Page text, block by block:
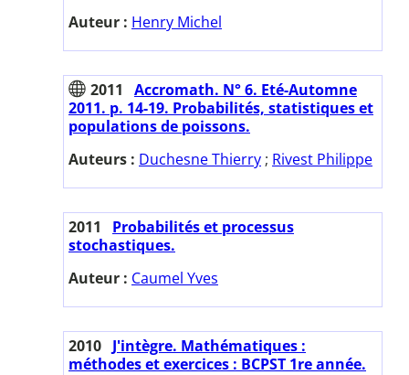
Auteur : Henry Michel
2011
Accromath. N° 6. Eté-Automne
2011. p. 14-19. Probabilités, statistiques et
populations de poissons.
Auteurs : Duchesne Thierry ; Rivest Philippe
2011
Probabilités et processus
stochastiques.
Auteur : Caumel Yves
2010 J'intègre. Mathématiques :
méthodes et exercices : BCPST 1re année.